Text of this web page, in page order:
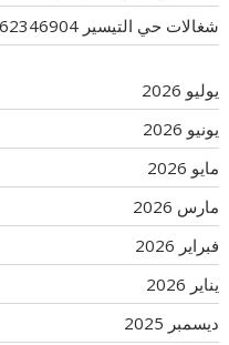
شغالات حي التيسير 0562346904
يوليو 2026
يونيو 2026
مايو 2026
مارس 2026
فبراير 2026
يناير 2026
ديسمبر 2025